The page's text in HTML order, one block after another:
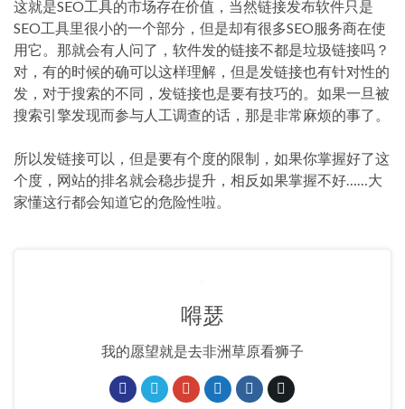
这就是SEO工具的市场存在价值，当然链接发布软件只是
SEO工具里很小的一个部分，但是却有很多SEO服务商在使
用它。那就会有人问了，软件发的链接不都是垃圾链接吗？
对，有的时候的确可以这样理解，但是发链接也有针对性的
发，对于搜索的不同，发链接也是要有技巧的。如果一旦被
搜索引擎发现而参与人工调查的话，那是非常麻烦的事了。
所以发链接可以，但是要有个度的限制，如果你掌握好了这
个度，网站的排名就会稳步提升，相反如果掌握不好……大
家懂这行都会知道它的危险性啦。
嘚瑟
我的愿望就是去非洲草原看狮子